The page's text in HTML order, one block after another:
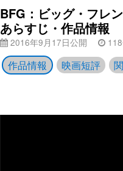
BFG：ビッグ・フレ
あらすじ・作品情報
2016年9月17日公開 118
作品情報 映画短評